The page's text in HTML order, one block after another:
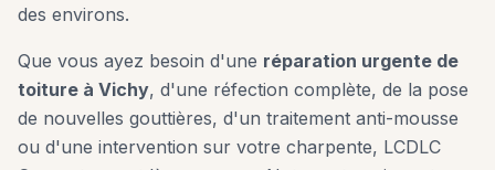
des environs.
Que vous ayez besoin d'une réparation urgente de
toiture à Vichy, d'une réfection complète, de la pose
de nouvelles gouttières, d'un traitement anti-mousse
ou d'une intervention sur votre charpente, LCDLC